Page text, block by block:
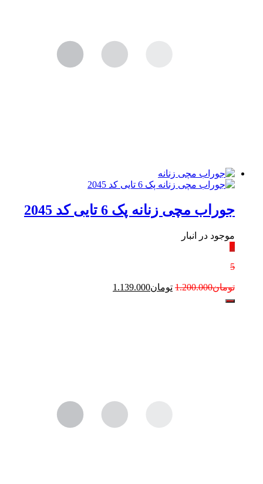
جوراب مچی زنانه پک 6 تایی کد 2045
موجود در انبار
٪
5
تومان1.200.000 تومان1.139.000